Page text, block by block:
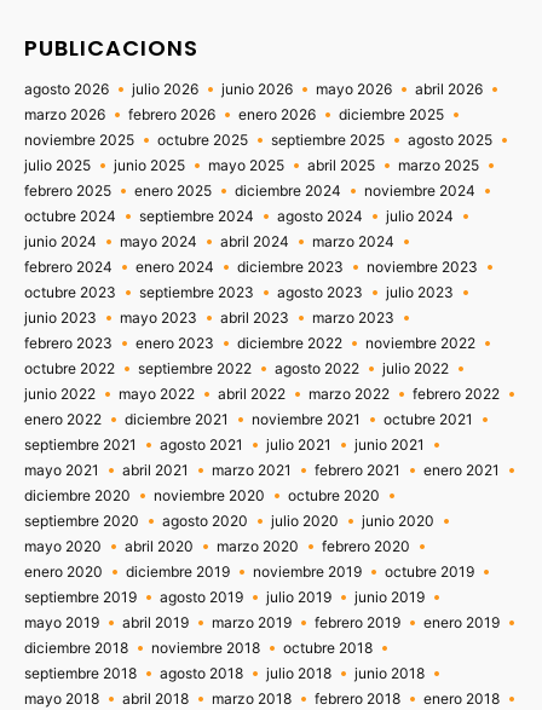
PUBLICACIONS
agosto 2026 julio 2026 junio 2026 mayo 2026
abril 2026
marzo 2026
febrero 2026 enero 2026
diciembre 2025
noviembre 2025
octubre 2025 septiembre 2025
agosto 2025
julio 2025
junio 2025 mayo 2025 abril 2025
marzo 2025
febrero 2025
enero 2025 diciembre 2024
noviembre 2024
octubre 2024
septiembre 2024 agosto 2024
julio 2024
junio 2024
mayo 2024 abril 2024
marzo 2024
febrero 2024
enero 2024 diciembre 2023
noviembre 2023
octubre 2023
septiembre 2023 agosto 2023
julio 2023
junio 2023
mayo 2023 abril 2023
marzo 2023
febrero 2023
enero 2023 diciembre 2022
noviembre 2022
octubre 2022
septiembre 2022 agosto 2022
julio 2022
junio 2022
mayo 2022 abril 2022 marzo 2022
febrero 2022
enero 2022
diciembre 2021 noviembre 2021
octubre 2021
septiembre 2021
agosto 2021 julio 2021
junio 2021
mayo 2021
abril 2021 marzo 2021 febrero 2021
enero 2021
diciembre 2020
noviembre 2020
octubre 2020
septiembre 2020
agosto 2020 julio 2020
junio 2020
mayo 2020
abril 2020 marzo 2020
febrero 2020
enero 2020
diciembre 2019 noviembre 2019
octubre 2019
septiembre 2019
agosto 2019 julio 2019
junio 2019
mayo 2019
abril 2019 marzo 2019 febrero 2019
enero 2019
diciembre 2018
noviembre 2018
octubre 2018
septiembre 2018
agosto 2018 julio 2018
junio 2018
mayo 2018
abril 2018 marzo 2018 febrero 2018
enero 2018